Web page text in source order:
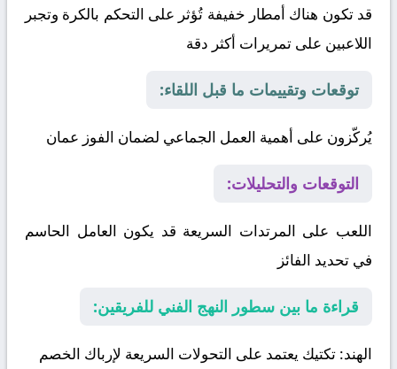
قد تكون هناك أمطار خفيفة تُؤثر على التحكم بالكرة وتجبر
اللاعبين على تمريرات أكثر دقة
توقعات وتقييمات ما قبل اللقاء:
يُركّزون على أهمية العمل الجماعي لضمان الفوز عمان
التوقعات والتحليلات:
اللعب على المرتدات السريعة قد يكون العامل الحاسم
في تحديد الفائز
قراءة ما بين سطور النهج الفني للفريقين:
الهند: تكتيك يعتمد على التحولات السريعة لإرباك الخصم